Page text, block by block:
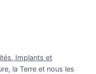
Implants et
la Terre et nous les